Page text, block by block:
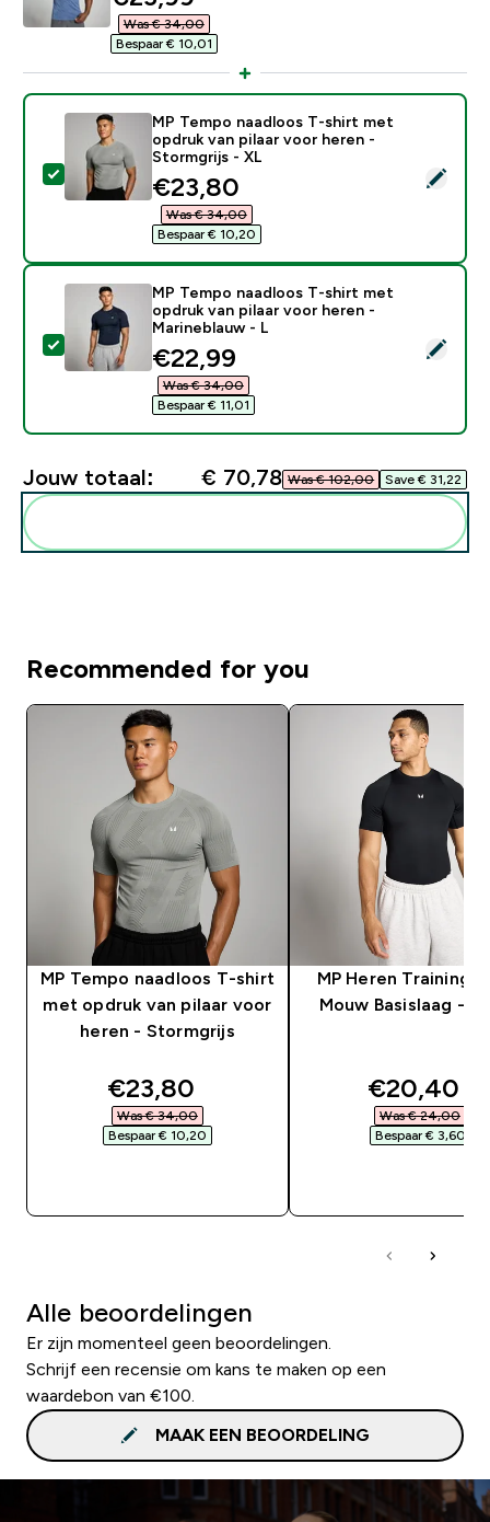
Was € 34,00‎
Bespaar € 10,01‎
Selecteer dit product - MP Tempo naadloos T-shirt
MP Tempo naadloos T-shirt met
opdruk van pilaar voor heren -
Stormgrijs - XL
discounted price
€23,80‎
Was € 34,00‎
Bespaar € 10,20‎
Selecteer dit product - MP Tempo naadloos T-shirt
MP Tempo naadloos T-shirt met
opdruk van pilaar voor heren -
Marineblauw - L
discounted price
€22,99‎
Was € 34,00‎
Bespaar € 11,01‎
Jouw totaal: € 70,78‎ Was € 102,00‎ Save € 31,22‎
Recommended for you
MP Tempo naadloos T-shirt
met opdruk van pilaar voor
heren - Stormgrijs
discounted price
€23,80‎
Was € 34,00‎
Bespaar € 10,20‎
MP Heren Training
Mouw Basislaag -
€20,40‎
Was € 24,00‎
Bespaar € 3,60‎
Alle beoordelingen
Er zijn momenteel geen beoordelingen.
Schrijf een recensie om kans te maken op een
waardebon van €100.
MAAK EEN BEOORDELING